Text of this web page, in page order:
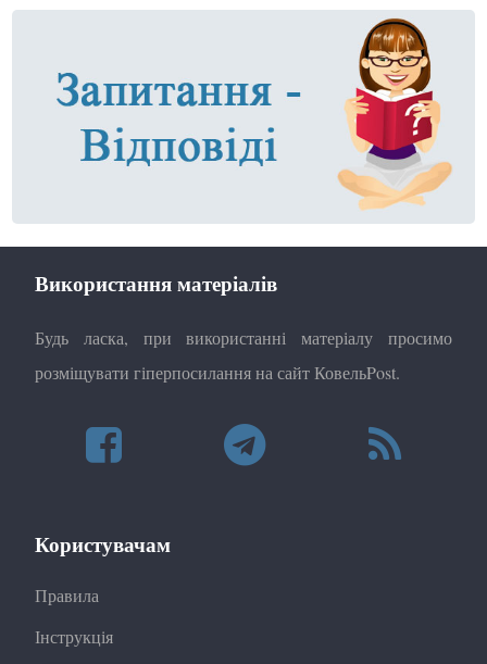
Використання матеріалів
Будь ласка, при використанні матеріалу просимо
розміщувати гіперпосилання на сайт КовельPost.
Користувачам
Правила
Інструкція